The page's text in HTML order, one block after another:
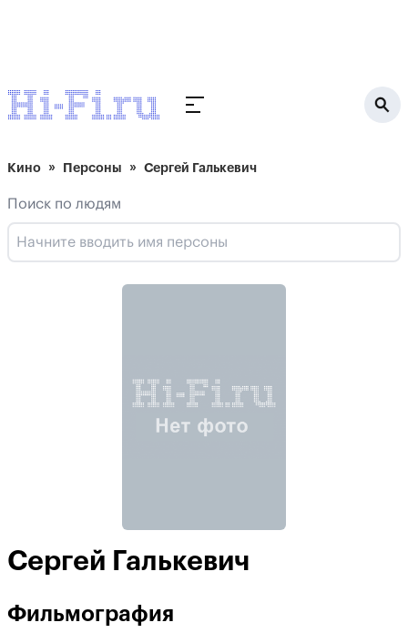
Кино Персоны Сергей Галькевич
Поиск по людям
Сергей Галькевич
Фильмография